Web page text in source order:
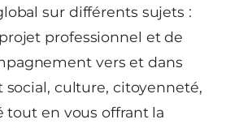
sur différents sujets :
professionnel et de
vers et dans
social, culture, citoyenneté,
tout en vous offrant la